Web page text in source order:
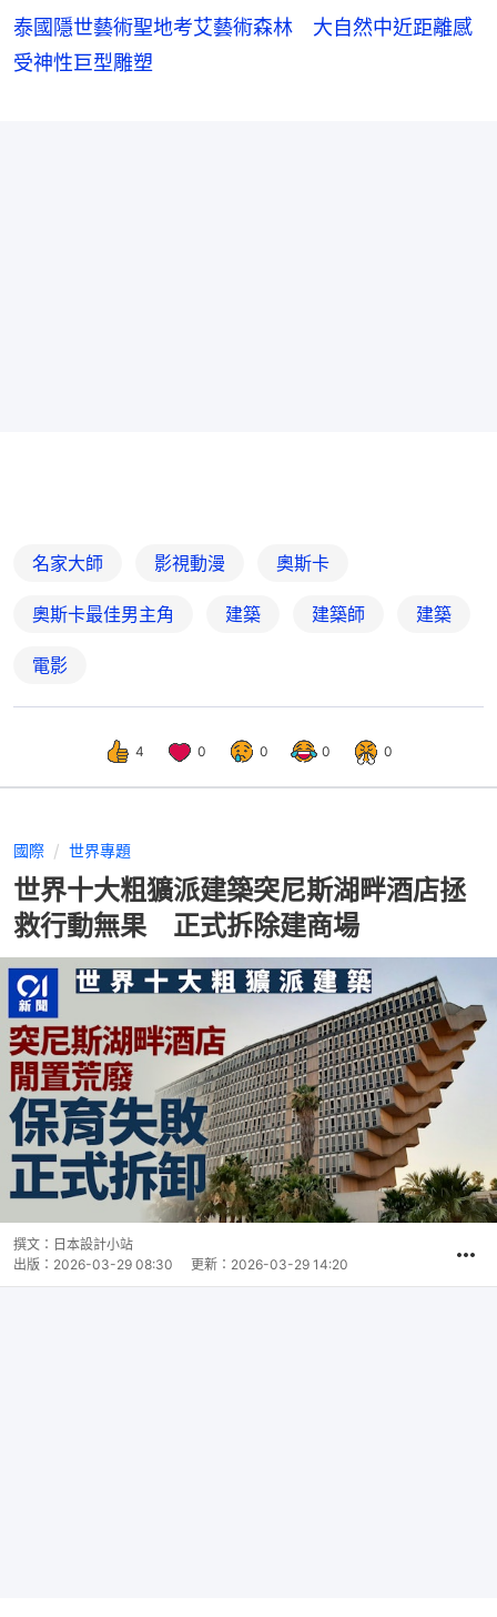
泰國隱世藝術聖地考艾藝術森林 大自然中近距離感
受神性巨型雕塑
名家大師 影視動漫 奧斯卡
奧斯卡最佳男主角 建築 建築師 建築
電影
4 0 0 0 0
國際 世界專題
世界十大粗獷派建築突尼斯湖畔酒店拯
救行動無果 正式拆除建商場
撰文： 日本設計小站
出版： 2026-03-29 08:30 更新： 2026-03-29 14:20